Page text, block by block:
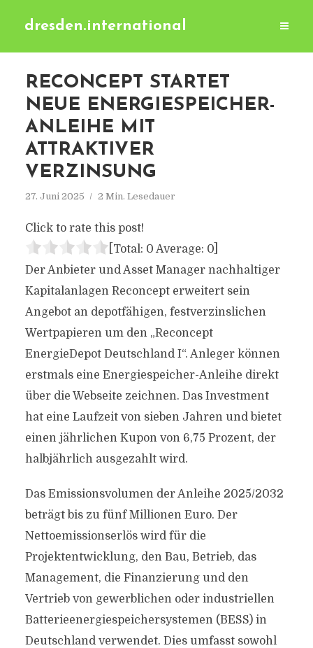
dresden.international
RECONCEPT STARTET
NEUE ENERGIESPEICHER-
ANLEIHE MIT
ATTRAKTIVER
VERZINSUNG
27. Juni 2025 2 Min. Lesedauer
Click to rate this post!
[Total: 0 Average: 0]
Der Anbieter und Asset Manager nachhaltiger
Kapitalanlagen Reconcept erweitert sein
Angebot an depotfähigen, festverzinslichen
Wertpapieren um den „Reconcept
EnergieDepot Deutschland I“. Anleger können
erstmals eine Energiespeicher-Anleihe direkt
über die Webseite zeichnen. Das Investment
hat eine Laufzeit von sieben Jahren und bietet
einen jährlichen Kupon von 6,75 Prozent, der
halbjährlich ausgezahlt wird.
Das Emissionsvolumen der Anleihe 2025/2032
beträgt bis zu fünf Millionen Euro. Der
Nettoemissionserlös wird für die
Projektentwicklung, den Bau, Betrieb, das
Management, die Finanzierung und den
Vertrieb von gewerblichen oder industriellen
Batterieenergiespeichersystemen (BESS) in
Deutschland verwendet. Dies umfasst sowohl